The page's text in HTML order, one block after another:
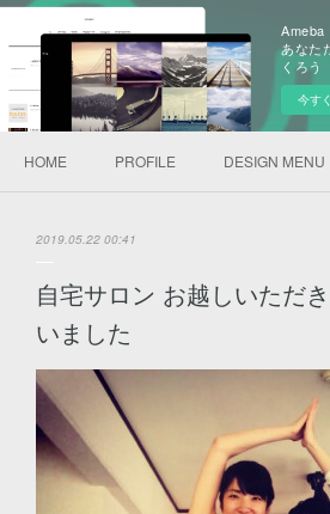
Ameba
あなた
くろう
今す
HOME PROFILE DESIGN MENU
2019.05.22 00:41
自宅サロン お越しいただ
いました